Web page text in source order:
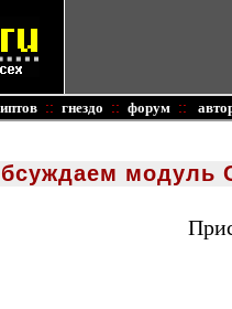
:: гнездо :: форум ::
модуль